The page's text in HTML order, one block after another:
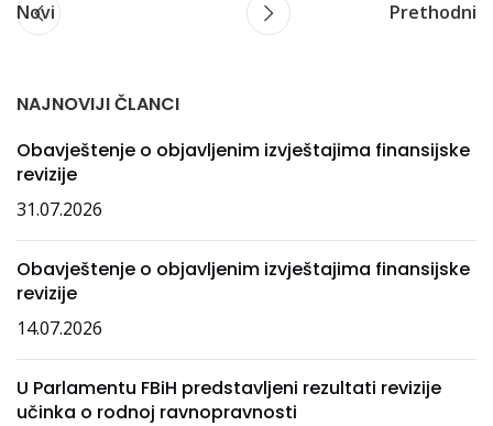
Novi Prethodni
NAJNOVIJI ČLANCI
Obavještenje o objavljenim izvještajima finansijske
revizije
31.07.2026
Obavještenje o objavljenim izvještajima finansijske
revizije
14.07.2026
U Parlamentu FBiH predstavljeni rezultati revizije
učinka o rodnoj ravnopravnosti